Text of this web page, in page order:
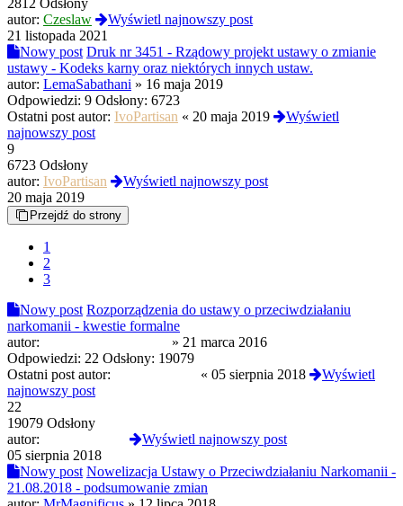
autor: Czeslaw
Wyświetl najnowszy post
21 listopada 2021
Nowy post Druk nr 3451 - Rządowy projekt ustawy o zmianie
ustawy - Kodeks karny oraz niektórych innych ustaw.
autor: LemaSabathani » 16 maja 2019
Odpowiedzi: 9 Odsłony: 6723
Ostatni post autor: IvoPartisan « 20 maja 2019
Wyświetl
najnowszy post
9
6723 Odsłony
autor: IvoPartisan
Wyświetl najnowszy post
20 maja 2019
Przejdź do strony
1
2
3
Nowy post Rozporządzenia do ustawy o przeciwdziałaniu
narkomanii - kwestie formalne
autor:
» 21 marca 2016
Odpowiedzi: 22 Odsłony: 19079
Ostatni post autor:
« 05 sierpnia 2018
Wyświetl
najnowszy post
22
19079 Odsłony
autor:
Wyświetl najnowszy post
05 sierpnia 2018
Nowy post Nowelizacja Ustawy o Przeciwdziałaniu Narkomanii -
21.08.2018 - podsumowanie zmian